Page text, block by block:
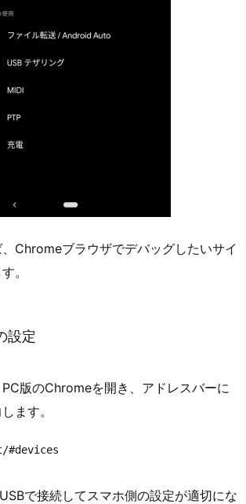
Chromeブラウザでデバッグしたいサイ
。
設定
版のChromeを開き、アドレスバーに
ます。
#devices
で接続してスマホ側の設定が適切にな